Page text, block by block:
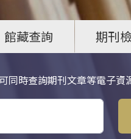
館藏查詢 期刊
同時查詢期刊文章等電子資